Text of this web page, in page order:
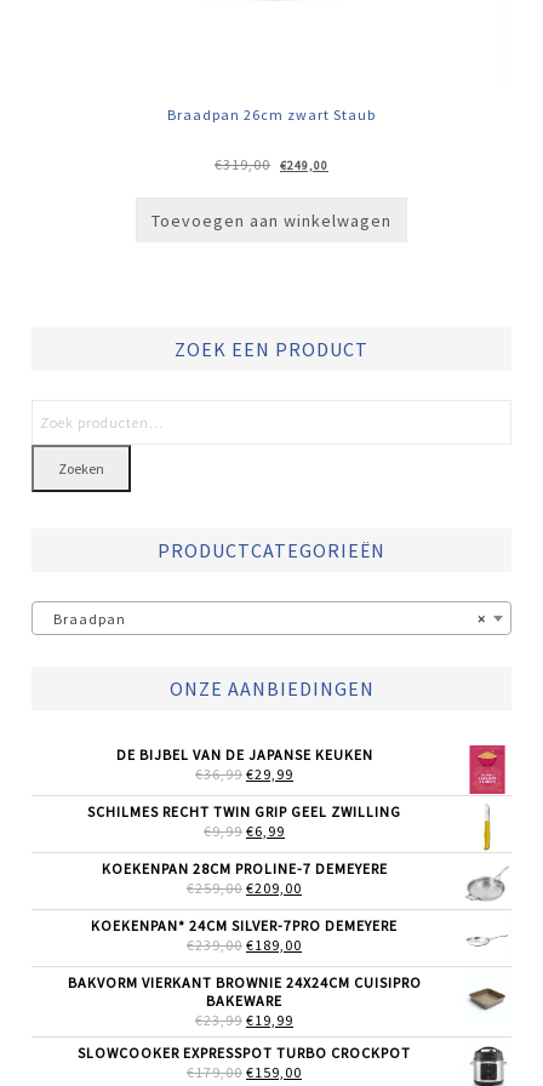
Braadpan 26cm zwart Staub
€319,00
Oorspronkelijke
prijs
€249,00
prijs
Toevoegen aan winkelwagen
ZOEK EEN PRODUCT
Zoeken
PRODUCTCATEGORIEËN
×
Braadpan
ONZE AANBIEDINGEN
DE BIJBEL VAN DE JAPANSE KEUKEN
€36,99 OORSPRONKELIJKE
WAS:
€36,99.
€29,99
IS:
SCHILMES RECHT TWIN GRIP GEEL ZWILLING
€9,99 OORSPRONKELIJKE
WAS:
€9,99.
€6,99
IS:
€6,99.
KOEKENPAN 28CM PROLINE-7 DEMEYERE
€259,00 OORSPRONKELIJKE
WAS:
€259,00.
€209,00
IS:
KOEKENPAN* 24CM SILVER-7PRO DEMEYERE
€239,00 OORSPRONKELIJKE
WAS:
€239,00.
€189,00
IS:
BAKVORM VIERKANT BROWNIE 24X24CM CUISIPRO
BAKEWARE
€23,99 OORSPRONKELIJKE
PRIJS
WAS:
€23,99.
€19,99
PRIJS
IS:
€19,99.
SLOWCOOKER EXPRESSPOT TURBO CROCKPOT
€179,00 OORSPRONKELIJKE
€159,00